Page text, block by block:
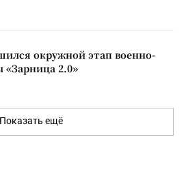
окружной этап военно-
«Зарница 2.0»
Показать ещё